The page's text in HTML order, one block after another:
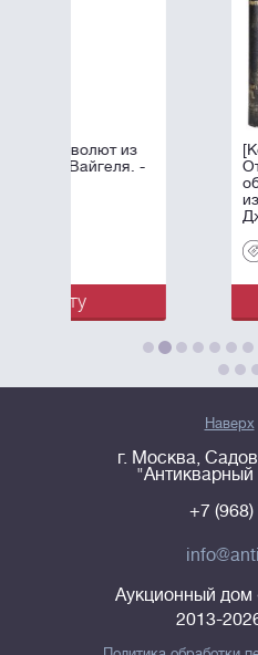
[Коллекционное
Отечественная
общество:
издание : [в 7 т.]
Дживелегова,
Наверх
г. Москва,
+7
Аукционный дом
2013-